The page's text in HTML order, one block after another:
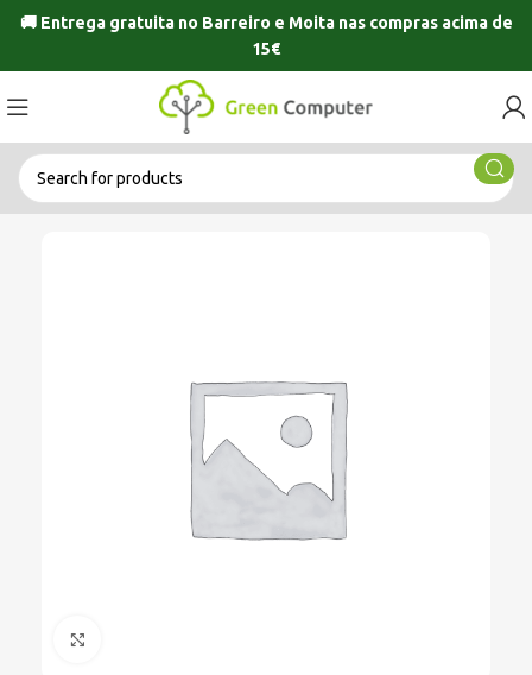
🚚 Entrega gratuita no Barreiro e Moitanas compras acima de
15€